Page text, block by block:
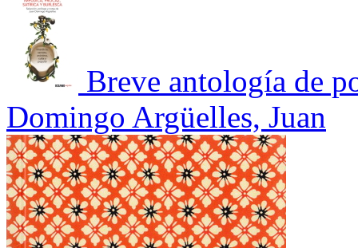
Breve antología de
Domingo Argüelles, Juan